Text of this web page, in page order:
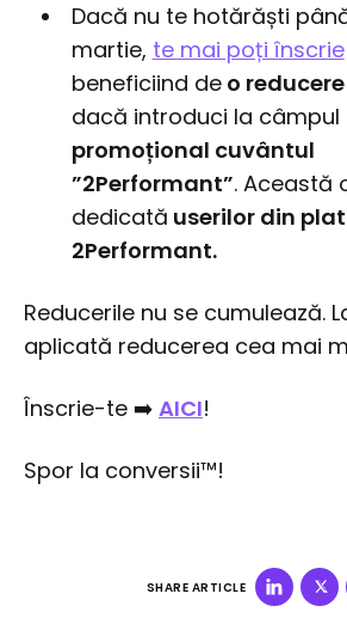
Dacă nu te hotărăști
martie, te mai poți înscrie
beneficiind deo reducere
dacă introduci la câmpul
promoțional cuvântul
”2Performant”. Această
dedicată userilor din
2Performant.
Reducerile nu se cumulează.
aplicată reducerea cea mai
Înscrie-te ➡️ AICI!
Spor la conversii™!
SHARE ARTICLE